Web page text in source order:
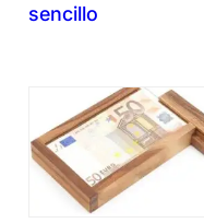
sencillo